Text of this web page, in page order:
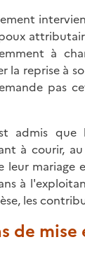
à
la reprise à
pas
admis
à courir,
leur
à
les
de